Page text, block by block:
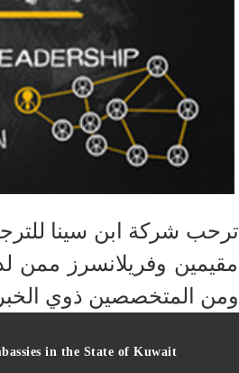
ترحب شركة ابن سينا
مقيمين وفريلانسرز ممن
ومن المتخصصين ذوي
in the State of Kuwait